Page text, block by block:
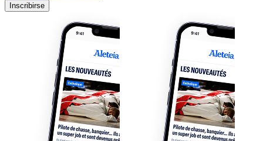
Inscribirse